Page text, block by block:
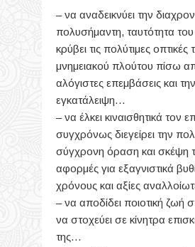
– να αναδεικνύει την
πολυσήμαντη, ταυτότητα
κρύβει τις πολύτιμες οπτικές
μνημειακού πλούτου πίσω
αλόγιστες επεμβάσεις και
εγκατάλειψη…
– να έλκει κιναισθητικά τον
συγχρόνως διεγείρει την
σύγχρονη όραση και σκέψη
αφορμές για εξαγνιστικά
χρόνους και αξίες
– να αποδίδει ποιοτική ζωή
να στοχεύει σε κίνητρα
της…